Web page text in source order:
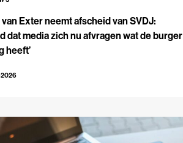
Exter neemt afscheid van SVDJ:
dat media zich nu afvragen wat de burger
heeft’